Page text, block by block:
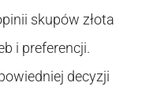
skupów złota
i preferencji.
decyzji